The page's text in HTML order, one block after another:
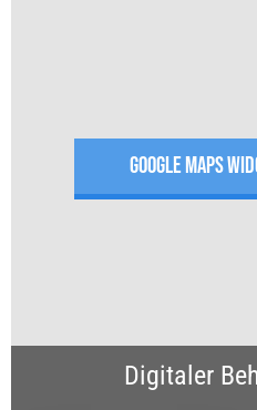
GOOGLE MAPS
Digitaler